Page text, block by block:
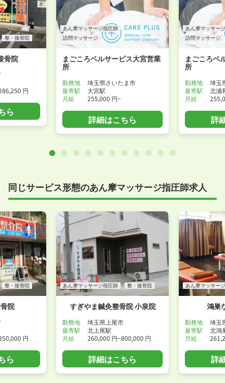
整・接骨院
骨院
円
ら
あん摩マッサージ指圧師
訪問マッサージ
まごころベルサービス大宮営業
所
勤務地
埼玉県さいたま市
最寄駅
大宮駅
月給
255,000 円~
詳細はこちら
あん摩マッサー
訪問マッサージ
まごころベ
所
勤務地
埼玉
最寄駅
北浦
月給
詳
同じサービス形態のあん摩マッサージ指圧師求人
整・接骨院
院
円
ら
あん摩マッサージ指圧師 整・接骨院
すぎやま鍼灸整骨院 小泉院
勤務地
埼玉県上尾市
最寄駅
北上尾駅
月給
260,000 円~800,000 円
詳細はこちら
あん摩マッサー
鴻巣
勤務地
埼玉
最寄駅
北鴻
月給
詳